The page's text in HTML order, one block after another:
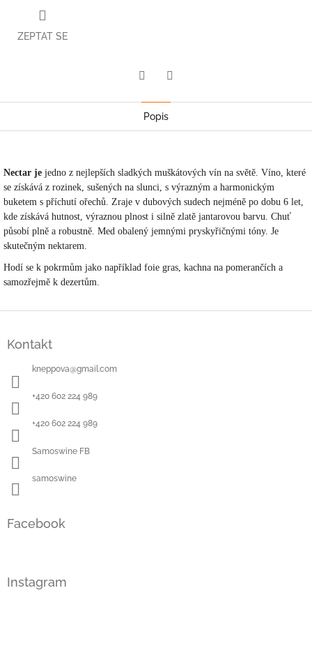
ZEPTAT SE
Popis
Nectar je jedno z nejlepších sladkých muškátových vín na světě. Víno, které
se získává z rozinek, sušených na slunci, s výrazným a harmonickým
buketem s příchutí ořechů. Zraje v dubových sudech nejméně po dobu 6 let,
kde získává hutnost, výraznou plnost i silně zlatě jantarovou barvu. Chuť
působí plně a robustně. Med obalený jemnými pryskyřičnými tóny. Je
skutečným nektarem.
Hodí se k pokrmům jako například foie gras, kachna na pomerančích a
samozřejmě k dezertům.
Kontakt
kneppova@gmail.com
+420 602 224 989
+420 602 224 989
Samoswine FB
samoswine
Facebook
Instagram